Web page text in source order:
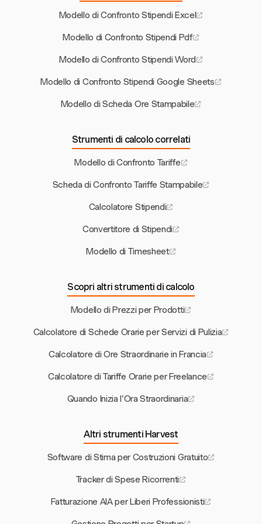
Modello di Confronto Stipendi Excel
Modello di Confronto Stipendi Pdf
Modello di Confronto Stipendi Word
Modello di Confronto Stipendi Google Sheets
Modello di Scheda Ore Stampabile
Strumenti di calcolo correlati
Modello di Confronto Tariffe
Scheda di Confronto Tariffe Stampabile
Calcolatore Stipendi
Convertitore di Stipendi
Modello di Timesheet
Scopri altri strumenti di calcolo
Modello di Prezzi per Prodotti
Calcolatore di Schede Orarie per Servizi di Pulizia
Calcolatore di Ore Straordinarie in Francia
Calcolatore di Tariffe Orarie per Freelance
Quando Inizia l'Ora Straordinaria
Altri strumenti Harvest
Software di Stima per Costruzioni Gratuito
Tracker di Spese Ricorrenti
Fatturazione AIA per Liberi Professionisti